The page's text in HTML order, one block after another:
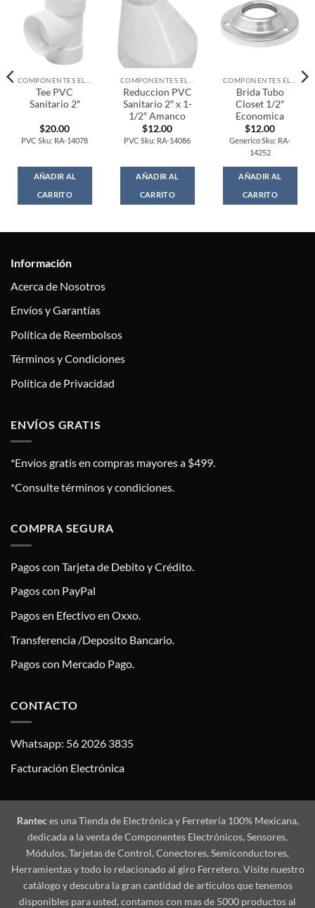
Tee PVC
Sanitario 2″
$20.00
PVC Sku: RA-14078
AÑADIR AL
CARRITO
Reduccion PVC
Sanitario 2″ x 1-
1/2″ Amanco
$12.00
PVC Sku: RA-14086
AÑADIR AL
CARRITO
Brida Tubo
Closet 1/2″
Economica
$12.00
Generico Sku: RA-
14252
AÑADIR AL
CARRITO
Información
Acerca de Nosotros
Envíos y Garantías
Política de Reembolsos
Términos y Condiciones
Política de Privacidad
ENVÍOS GRATIS
*Envíos gratis en compras mayores a $499.
*Consulte términos y condiciones.
COMPRA SEGURA
Pagos con Tarjeta de Debito y Crédito.
Pagos con PayPal
Pagos en Efectivo en Oxxo.
Transferencia /Deposito Bancario.
Pagos con Mercado Pago.
CONTACTO
Whatsapp: 56 2026 3835
Facturación Electrónica
Ranteces una Tienda de Electrónica y Ferretería 100% Mexicana,
dedicada a la venta de Componentes Electrónicos, Sensores,
Módulos, Tarjetas de Control, Conectores, Semiconductores,
Herramientas y todo lo relacionado al giro Ferretero. Visite nuestro
catálogo y descubra la gran cantidad de artículos que tenemos
disponibles para usted, contamos con mas de 5000 productos al